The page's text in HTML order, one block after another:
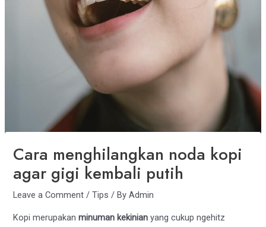
Cara menghilangkan noda kopi
agar gigi kembali putih
Leave a Comment /Tips / ByAdmin
Kopi merupakanminuman kekinian yang cukup ngehitz